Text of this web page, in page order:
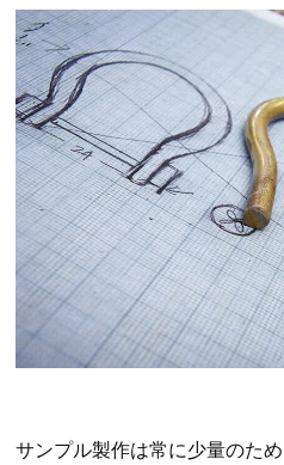
サンプル製作は常に少量のた